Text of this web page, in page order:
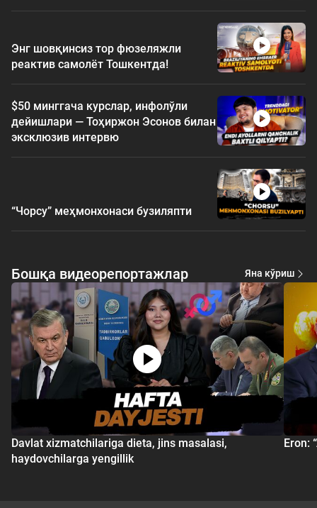
Энг шовқинсиз тор фюзеляжли
реактив самолёт Тошкентда!
$50 минггача курслар, инфолўли
дейишлари — Тоҳиржон Эсонов билан
эксклюзив интервю
“Чорсу” меҳмонхонаси бузиляпти
Бошқа видеорепортажлар Яна кўриш
Davlat xizmatchilariga dieta, jins masalasi,
haydovchilarga yengillik
Eron: